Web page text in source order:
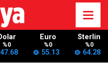
%0
47.68
Euro
%0
55.13
Sterlin
%0
64.28